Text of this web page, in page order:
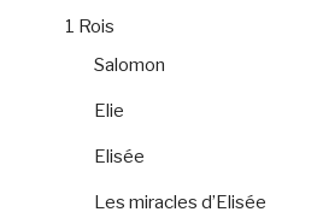
1 Rois
Salomon
Elie
Elisée
Les miracles d’Elisée